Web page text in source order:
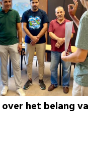
het belang